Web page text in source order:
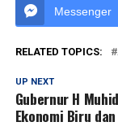
Messenger
RELATED TOPICS:
UP NEXT
Gubernur H
Ekonomi Biru